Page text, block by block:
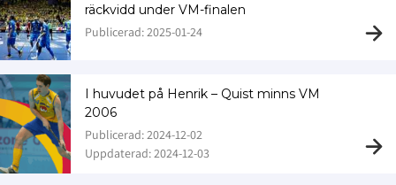
räckvidd under VM-finalen
Publicerad: 2025-01-24
I huvudet på Henrik – Quist minns VM
2006
Publicerad: 2024-12-02
Uppdaterad: 2024-12-03